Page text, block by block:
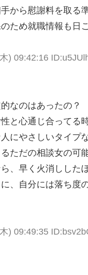
から慰謝料を取る
ため就職情報も日
) 09:42:16
なのはあったの？
と心通じ合ってる
にやさしいタイプ
ただの相談女の可
、早く火消しした
、自分には落ち度
) 09:49:35